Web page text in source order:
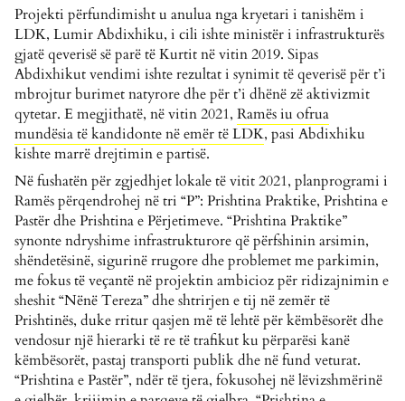
Projekti përfundimisht u anulua nga kryetari i tanishëm i
LDK, Lumir Abdixhiku, i cili ishte ministër i infrastrukturës
gjatë qeverisë së parë të Kurtit në vitin 2019. Sipas
Abdixhikutvendimi ishte rezultat i synimit të qeverisë për t’i
mbrojtur burimet natyrore dhe për t’i dhënë zë aktivizmit
qytetar. E megjithatë, në vitin 2021, Ramës iu ofrua
mundësia të kandidonte në emër të LDK, pasi Abdixhiku
kishte marrë drejtimin e partisë.
Në fushatën për zgjedhjet lokale të vitit 2021, planprogrami i
Ramës përqendrohej në tri “P”: Prishtina Praktike, Prishtina e
Pastër dhe Prishtina e Përjetimeve. “Prishtina Praktike”
synonte ndryshime infrastrukturore që përfshinin arsimin,
shëndetësinë, sigurinë rrugore dhe problemet me parkimin,
me fokus të veçantë në projektin ambicioz për ridizajnimin e
sheshit “Nënë Tereza” dhe shtrirjen e tij në zemër të
Prishtinës, duke rritur qasjen më të lehtë për këmbësorët dhe
vendosur një hierarki të re të trafikut ku përparësi kanë
këmbësorët, pastaj transporti publik dhe në fund veturat.
“Prishtina e Pastër”, ndër të tjera, fokusohej në lëvizshmërinë